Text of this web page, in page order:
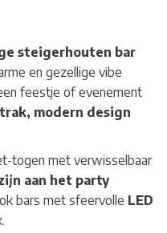
steigerhouten bar
en gezellige vibe
feestje of evenement
modern design
togen met verwisselbaar
aan het party
bars met sfeervolle LED